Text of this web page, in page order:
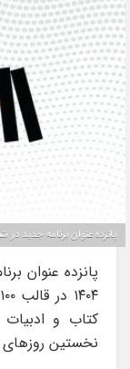
پانزده عنوان برنامه جدید در
پانزده عنوان
کتاب و
نخستین روزهای